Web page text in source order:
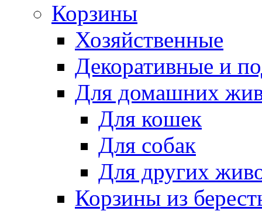
Корзины
Хозяйственные
Декоративные и
Для домашних
Для кошек
Для собак
Для других
Корзины из